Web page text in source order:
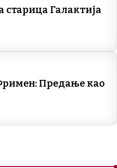
l
L
старица Галактија
Предање као